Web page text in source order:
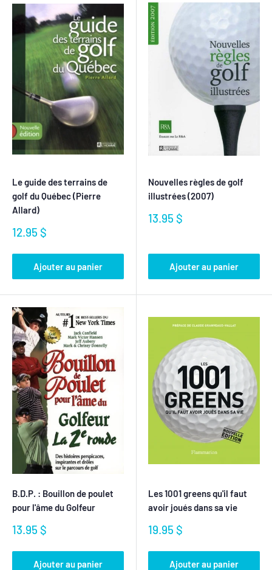
Le guide des terrains de
golf du Québec (Pierre
Allard)
Prix
12.95 $
Ajouter au panier
Nouvelles règles de golf
illustrées (2007)
Prix
13.95 $
Ajouter au panier
B.D.P. : Bouillon de poulet
pour l'âme du Golfeur
Prix
13.95 $
Ajouter au panier
Les 1001 greens qu'il faut
avoir joués dans sa vie
Prix
19.95 $
Ajouter au panier